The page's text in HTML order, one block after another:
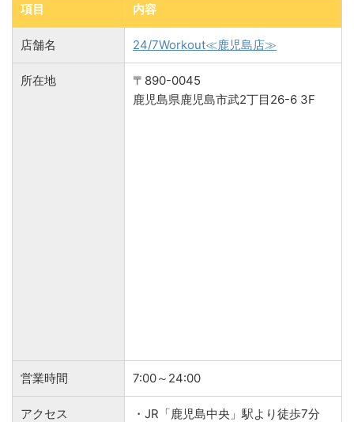
項目 内容
店舗名 24/7Workout≪鹿児島店≫
所在地
〒890-0045
鹿児島県鹿児島市武2丁目26-6 3F
営業時間 7:00～24:00
アクセス ・JR「鹿児島中央」駅より徒歩7分